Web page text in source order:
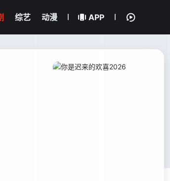
综艺 动漫 APP